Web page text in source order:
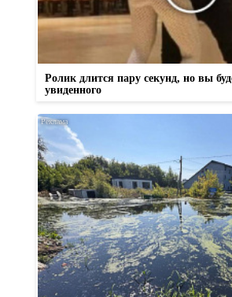
Ролик длится пару секунд, но вы
увиденного